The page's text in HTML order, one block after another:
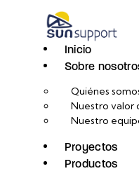
Inicio
Sobre
Quiénes
Nuestro valor
Nuestro
Proyectos
Productos